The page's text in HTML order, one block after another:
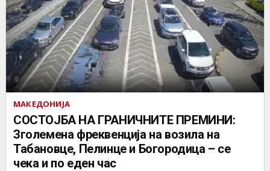
МАКЕДОНИЈА
СОСТОЈБА НА ГРАНИЧНИТЕ ПРЕМИНИ:
Зголемена фреквенција на возила на
Табановце, Пелинце и Богородица – се
чека и по еден час